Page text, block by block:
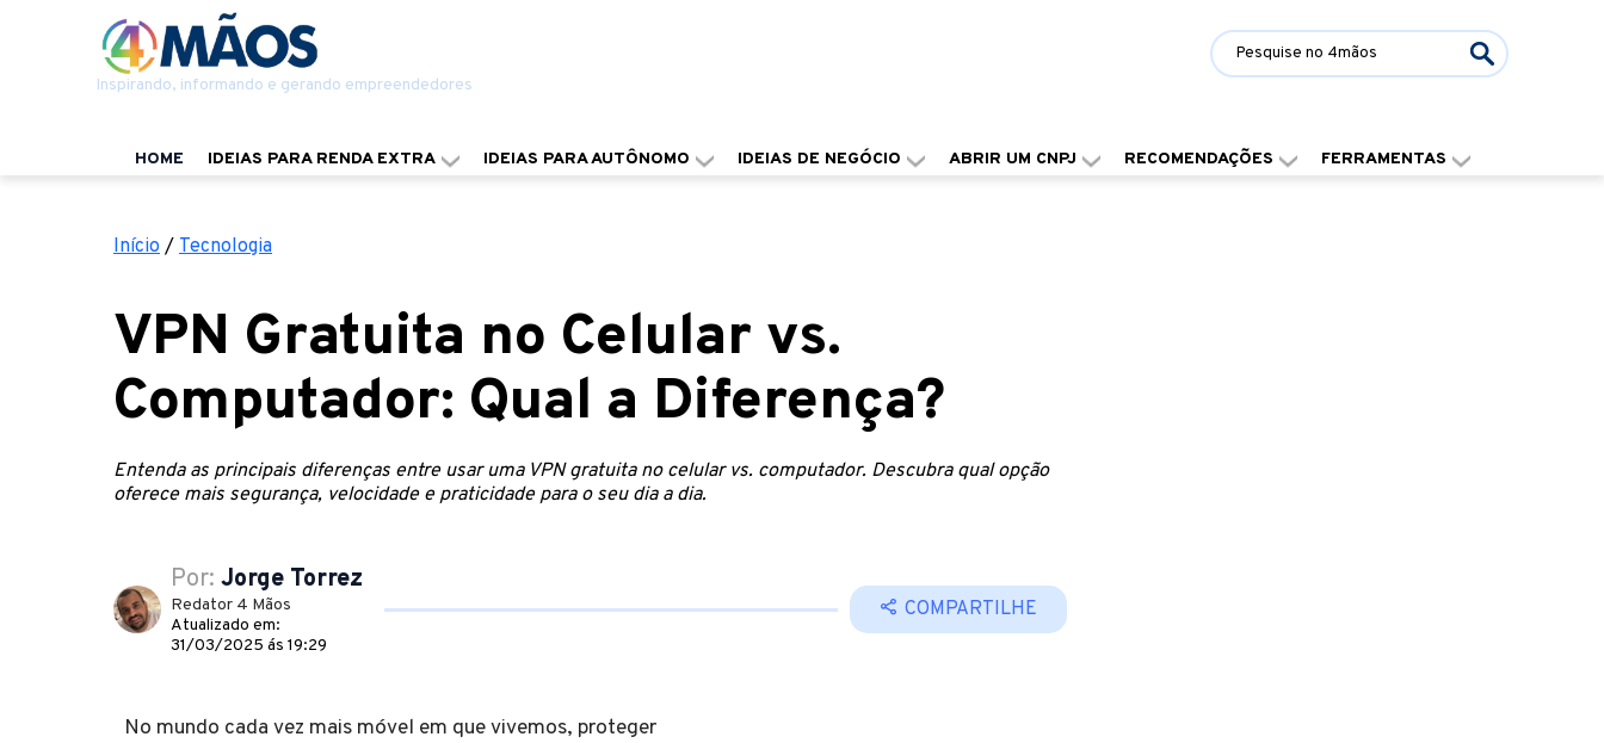
Inspirando, informando e gerando empreendedores
HOME IDEIAS PARA RENDA EXTRA IDEIAS PARA AUTÔNOMO IDEIAS DE NEGÓCIO ABRIR UM CNPJ RECOMENDAÇÕES FERRAMENTAS
Início / Tecnologia
VPN Gratuita no Celular vs.
Computador: Qual a Diferença?
Entenda as principais diferenças entre usar uma VPN gratuita no celular vs. computador. Descubra qual opção
oferece mais segurança, velocidade e praticidade para o seu dia a dia.
Por: Jorge Torrez
Redator 4 Mãos
Atualizado em:
31/03/2025 ás 19:29
COMPARTILHE
No mundo cada vez mais móvel em que vivemos, proteger